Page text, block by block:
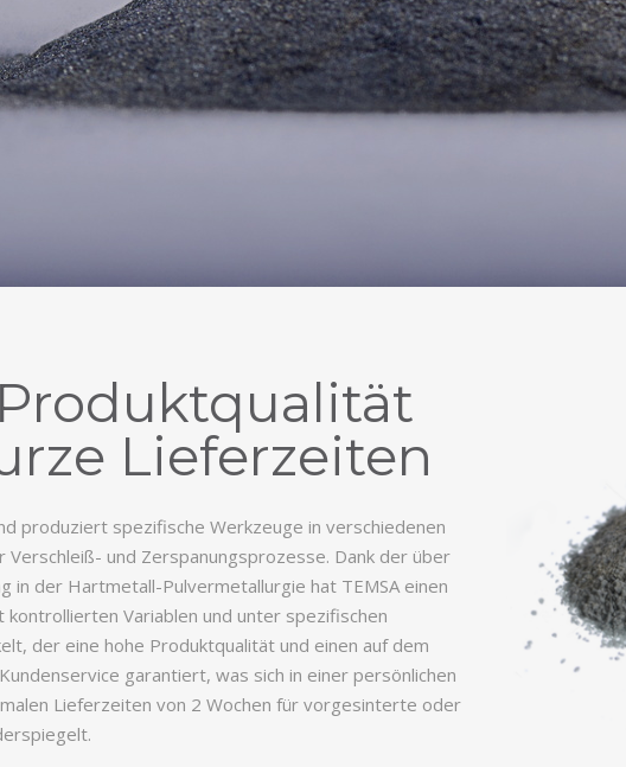
Lieferzeiten
produziert spezifische Werkzeuge in verschiedenen
und Zerspanungsprozesse. Dank der über
in der Hartmetall-Pulvermetallurgie hat TEMSA einen
kontrollierten Variablen und unter spezifischen
der eine hohe Produktqualität und einen auf dem
garantiert, was sich in einer persönlichen
Lieferzeiten von 2 Wochen für vorgesinterte oder